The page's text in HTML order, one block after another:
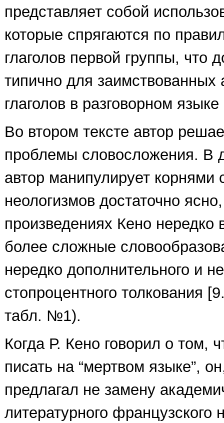
представляет собой
которые спрягаются по
глаголов первой группы, что
типично для заимствованных
глаголов в разговорном
Во втором тексте автор
проблемы словосложения. В
автор манипулирует корнями
неологизмов достаточно
произведениях Кено нередко
более сложные
нередко дополнительного и
стопроцентного толкования
табл. №1).
Когда Р. Кено говорил о том,
писать на “мертвом языке”,
предлагал не замену
литературного французского